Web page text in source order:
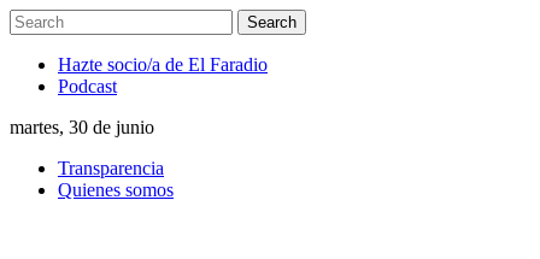
Hazte socio/a de El Faradio
Podcast
martes, 30 de junio
Transparencia
Quienes somos